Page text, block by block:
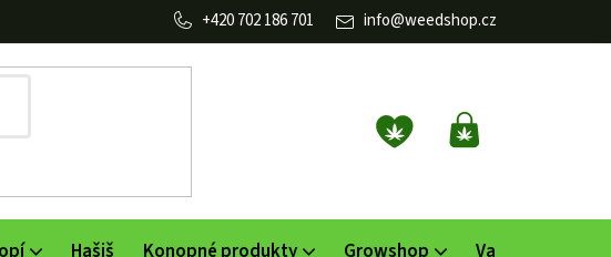
info@weedshop.cz
702 186 701
NÁKUPNÍ
KOŠÍK
Hašiš Konopné produkty Growshop Vaporizéry